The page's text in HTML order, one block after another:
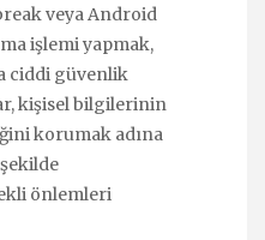
veya Android
işlemi yapmak,
ciddi güvenlik
kişisel bilgilerinin
korumak adına
önlemleri